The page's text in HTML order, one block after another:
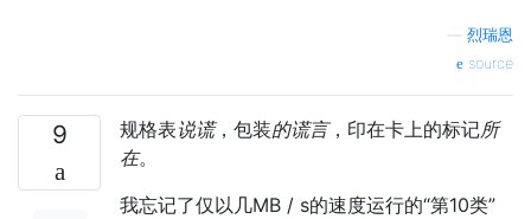
烈瑞恩
source
9 规格表说谎，包装的谎言，印在卡上的标记所
在。
我忘记了仅以几MB / s的速度运行的“第10类”